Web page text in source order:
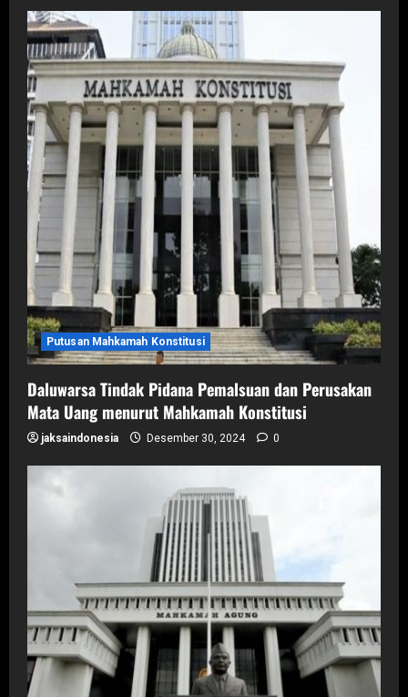
Putusan Mahkamah Konstitusi
Daluwarsa Tindak Pidana Pemalsuan dan Perusakan
Mata Uang menurut Mahkamah Konstitusi
jaksaindonesia Desember 30, 2024 0